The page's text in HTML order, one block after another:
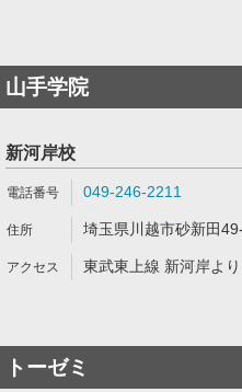
山手学院
新河岸校
049-246-2211
埼玉県川越市砂新田
東武東上線 新河岸よ
トーゼミ